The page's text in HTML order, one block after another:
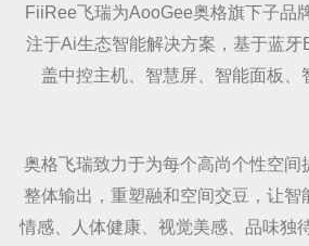
FiiRee飞瑞为AooGee奥格旗下子品
注于Ai生态智能解决方案，基于蓝牙
盖中控主机、智慧屏、智能面板、
奥格飞瑞致力于为每个高尚个性空间
整体输出，重塑融和空间交豆，让智
情感、人体健康、视觉美感、品味独